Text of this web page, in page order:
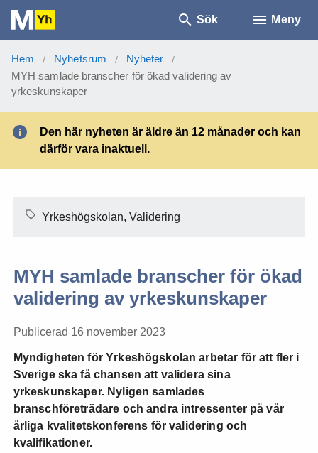
Sök Meny
Hem / Nyhetsrum / Nyheter /
MYH samlade branscher för ökad validering av
yrkeskunskaper
Den här nyheten är äldre än 12 månader och kan
därför vara inaktuell.
Yrkeshögskolan, Validering
MYH samlade branscher för ökad
validering av yrkeskunskaper
Publicerad 16 november 2023
Myndigheten för Yrkeshögskolan arbetar för att fler i
Sverige ska få chansen att validera sina
yrkeskunskaper. Nyligen samlades
branschföreträdare och andra intressenter på vår
årliga kvalitetskonferens för validering och
kvalifikationer.